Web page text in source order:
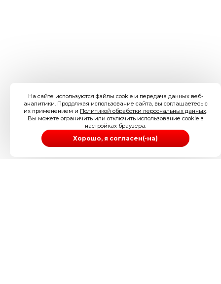
На сайте используются файлы cookie и передача данных веб-
аналитики. Продолжая использование сайта, вы соглашаетесь с
их применением и Политикой обработки персональных данных.
Вы можете ограничить или отключить использование cookie в
настройках браузера.
Хорошо, я согласен(-на)